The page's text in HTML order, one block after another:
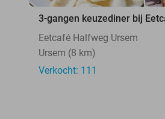
3-gangen keuzediner bij
Eetcafé Halfweg Ursem
Ursem (8 km)
Verkocht: 111